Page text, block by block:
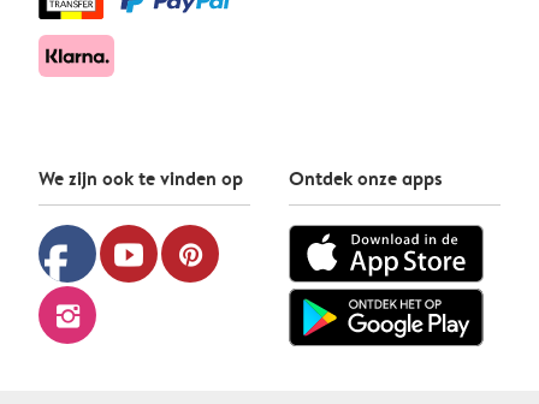
We zijn ook te vinden op
facebook youtube pinterest
instagram
Ontdek onze apps